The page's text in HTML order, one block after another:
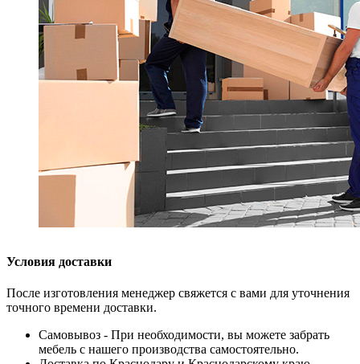
Условия доставки
После изготовления менеджер свяжется с вами для уточнения
точного времени доставки.
Самовывоз - При необходимости, вы можете забрать
мебель с нашего производства самостоятельно.